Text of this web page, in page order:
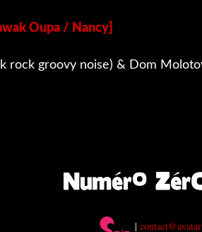
Oupa / Nancy]
rock groovy noise) & Dom
|